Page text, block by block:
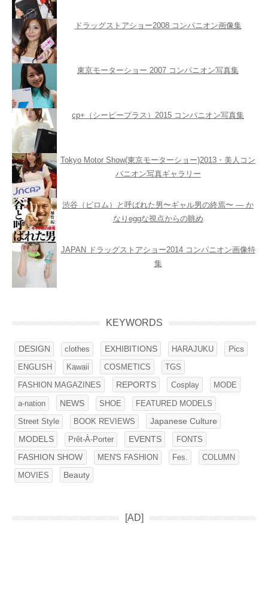
ドラッグストアショー2008 コンパニオン画像集
東京モーターショー 2007 コンパニオン写真集
cp+（シーピープラス）2015 コンパニオン写真集
Tokyo Motor Show(東京モーターショー)2013・美人コン
パニオン写真ギャラリー
渋谷（ピロム）と呼ばれた男〜ギャル男の終焉〜 ― か
なりeggな視点からの眺め
JAPAN ドラッグストアショー2014 コンパニオン画像特
集
KEYWORDS
DESIGN clothes EXHIBITIONS HARAJUKU
Pics
ENGLISH
Kawaii COSMETICS TGS
FASHION MAGAZINES REPORTS Cosplay MODE
a-nation NEWS SHOE FEATURED MODELS
Street Style BOOK REVIEWS Japanese Culture
MODELS Prêt-À-Porter EVENTS FONTS
FASHION SHOW MEN'S FASHION Fes. COLUMN
MOVIES Beauty
[AD]